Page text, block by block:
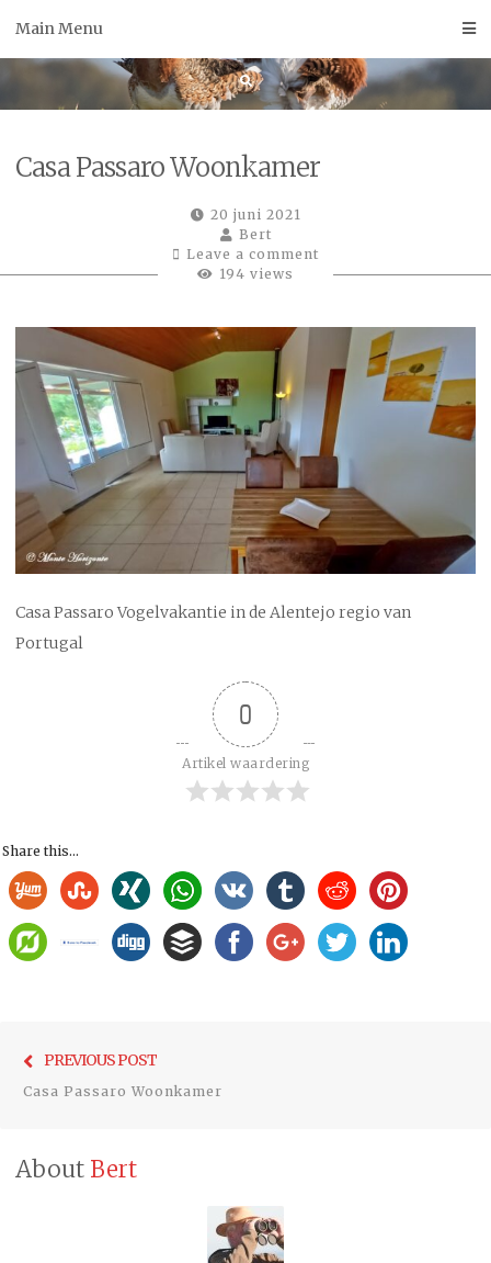
Main Menu
Casa Passaro Woonkamer
20 juni 2021
Bert
Leave a comment
194 views
Casa Passaro Vogelvakantie in de Alentejo regio van
Portugal
0
Artikel waardering
Share this...
navigatie
PREVIOUS POST
Casa Passaro Woonkamer
About Bert